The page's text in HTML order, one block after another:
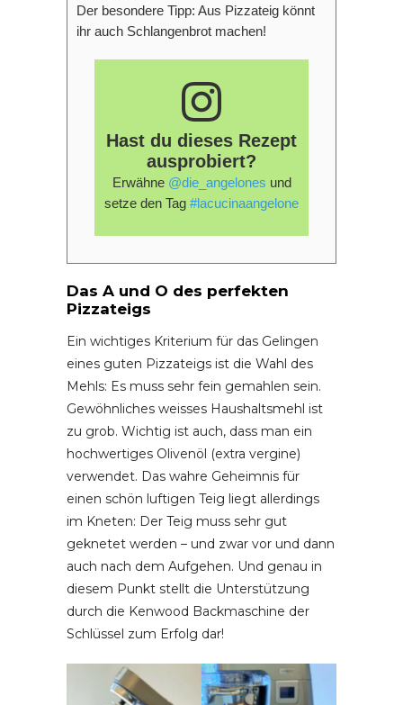
Der besondere Tipp: Aus Pizzateig könnt
ihr auch Schlangenbrot machen!
Hast du dieses Rezept
ausprobiert?
Erwähne @die_angelones und
setze den Tag #lacucinaangelone
Das A und O des perfekten
Pizzateigs
Ein wichtiges Kriterium für das Gelingen
eines guten Pizzateigs ist die Wahl des
Mehls: Es muss sehr fein gemahlen sein.
Gewöhnliches weisses Haushaltsmehl ist
zu grob. Wichtig ist auch, dass man ein
hochwertiges Olivenöl (extra vergine)
verwendet. Das wahre Geheimnis für
einen schön luftigen Teig liegt allerdings
im Kneten: Der Teig muss sehr gut
geknetet werden – und zwar vor und dann
auch nach dem Aufgehen. Und genau in
diesem Punkt stellt die Unterstützung
durch die Kenwood Backmaschine der
Schlüssel zum Erfolg dar!